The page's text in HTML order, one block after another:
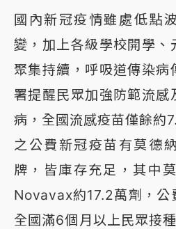
國內新冠疫情雖處低點
變，加上各級學校開學、
聚集持續，呼吸道傳染病
署提醒民眾加強防範流感
病，全國流感疫苗僅餘約
之公費新冠疫苗有莫德
牌，皆庫存充足，其中
Novavax約17.2萬劑，公
全國滿6個月以上民眾接